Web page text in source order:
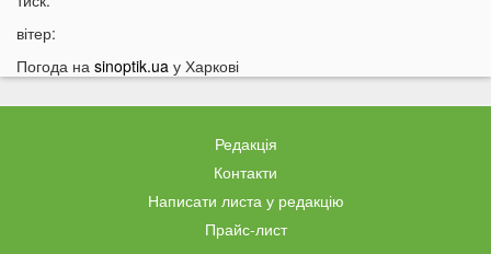
19:30
Назвали найжадібніших чоловіків за знаком Зодіаку
19:15
Ці речі категорично заборонено робити під час грози
На заході України чоловік впіймав 10-кілограмову
Українці можуть вивести гроші з мобільного рахунку
на картку, але є важлива умова
вітер:
Погода на sinoptik.ua у Харкові
Редакція
Контакти
Написати листа у редакцію
Прайс-лист